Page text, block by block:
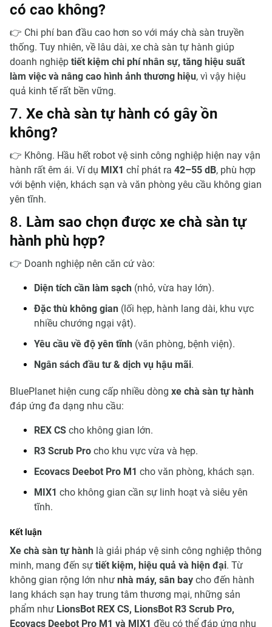
có cao không?
👉 Chi phí ban đầu cao hơn so với máy chà sàn truyền
thống. Tuy nhiên, về lâu dài, xe chà sàn tự hành giúp
doanh nghiệp tiết kiệm chi phí nhân sự, tăng hiệu suất
làm việc và nâng cao hình ảnh thương hiệu, vì vậy hiệu
quả kinh tế rất bền vững.
7. Xe chà sàn tự hành có gây ồn
không?
👉 Không. Hầu hết robot vệ sinh công nghiệp hiện nay vận
hành rất êm ái. Ví dụ MIX1 chỉ phát ra 42–55 dB, phù hợp
với bệnh viện, khách sạn và văn phòng yêu cầu không gian
yên tĩnh.
8. Làm sao chọn được xe chà sàn tự
hành phù hợp?
👉 Doanh nghiệp nên căn cứ vào:
Diện tích cần làm sạch (nhỏ, vừa hay lớn).
Đặc thù không gian (lối hẹp, hành lang dài, khu vực
nhiều chướng ngại vật).
Yêu cầu về độ yên tĩnh (văn phòng, bệnh viện).
Ngân sách đầu tư & dịch vụ hậu mãi.
BluePlanet hiện cung cấp nhiều dòng xe chà sàn tự hành
đáp ứng đa dạng nhu cầu:
REX CS cho không gian lớn.
R3 Scrub Pro cho khu vực vừa và hẹp.
Ecovacs Deebot Pro M1 cho văn phòng, khách sạn.
MIX1 cho không gian cần sự linh hoạt và siêu yên
tĩnh.
Kết luận
Xe chà sàn tự hành là giải pháp vệ sinh công nghiệp thông
minh, mang đến sự tiết kiệm, hiệu quả và hiện đại. Từ
không gian rộng lớn như nhà máy, sân bay cho đến hành
lang khách sạn hay trung tâm thương mại, những sản
phẩm như LionsBot REX CS, LionsBot R3 Scrub Pro,
Ecovacs Deebot Pro M1 và MIX1 đều có thể đáp ứng nhu